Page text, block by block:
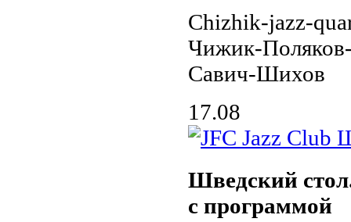
Chizhik-jazz-
Чижик-
Савич-Шихов
17.08
Шведский
с программой